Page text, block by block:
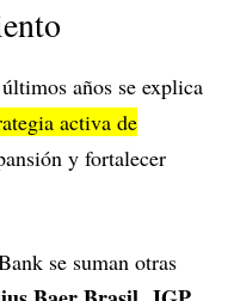
años se explica
activa de
y fortalecer
se suman otras